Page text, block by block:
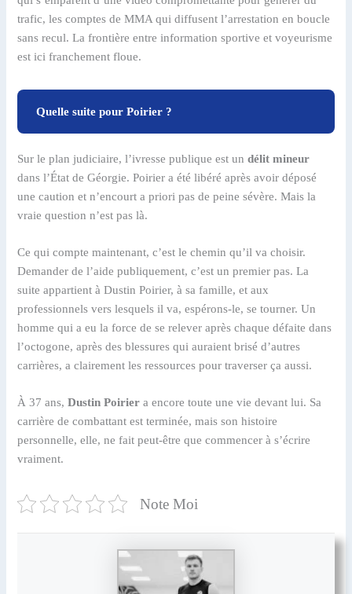
trafic, les comptes de MMA qui diffusent l’arrestation en boucle
sans recul. La frontière entre information sportive et voyeurisme
est ici franchement floue.
Quelle suite pour Poirier ?
Sur le plan judiciaire, l’ivresse publique est undélit mineur
dans l’État de Géorgie. Poirier a été libéré après avoir déposé
une caution et n’encourt a priori pas de peine sévère. Mais la
vraie question n’est pas là.
Ce qui compte maintenant, c’est le chemin qu’il va choisir.
Demander de l’aide publiquement, c’est un premier pas. La
suite appartient à Dustin Poirier, à sa famille, et aux
professionnels vers lesquels il va, espérons-le, se tourner. Un
homme qui a eu la force de se relever après chaque défaite dans
l’octogone, après des blessures qui auraient brisé d’autres
carrières, a clairement les ressources pour traverser ça aussi.
À 37 ans,Dustin Poirier a encore toute une vie devant lui. Sa
carrière de combattant est terminée, mais son histoire
personnelle, elle, ne fait peut-être que commencer à s’écrire
vraiment.
Note Moi